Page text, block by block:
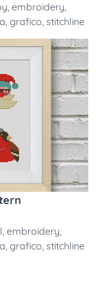
, embroidery,
, grafico, stitchline
, embroidery,
, grafico, stitchline